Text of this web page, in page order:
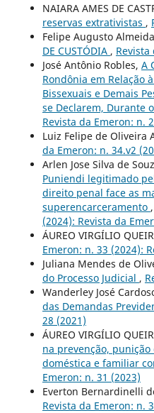
NAIARA AMES DE
reservas extrativistas ,
Felipe Augusto
DE CUSTÓDIA , Revista
José Antônio Robles, A
Rondônia em Relação
Bissexuais e Demais
se Declarem, Durante
Revista da Emeron: n.
Luiz Felipe de Oliveira
da Emeron: n. 34.v2
Arlen Jose Silva de
Puniendi legitimado
direito penal face as
superencarceramento ,
(2024): Revista da
ÁUREO VIRGÍLIO
Emeron: n. 33 (2024):
Juliana Mendes de
do Processo Judicial ,
Wanderley José
das Demandas
28 (2021)
ÁUREO VIRGÍLIO
na prevenção,
doméstica e familiar
Emeron: n. 31 (2023)
Everton Bernardinelli
Revista da Emeron: n.